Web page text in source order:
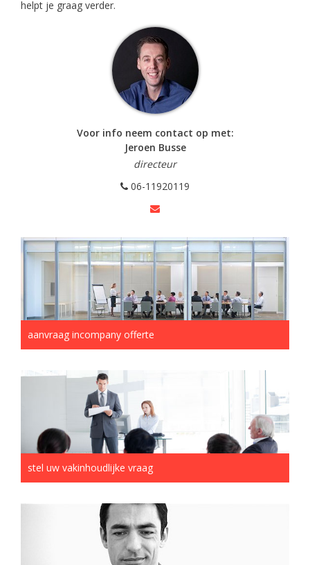
helpt je graag verder.
Voor info neem contact op met:
Jeroen Busse
directeur
06-11920119
aanvraag incompany offerte
stel uw vakinhoudlijke vraag